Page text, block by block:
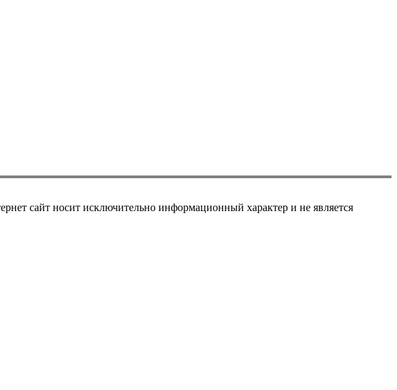
сайт носит исключительно информационный характер и не является